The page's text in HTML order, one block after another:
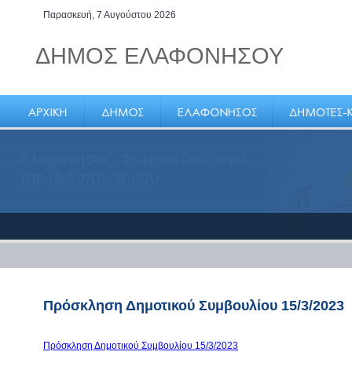
Παρασκευή, 7 Αυγούστου 2026
ΔΗΜΟΣ ΕΛΑΦΟΝΗΣΟΥ
Πρόσκληση Δημοτικού Συμβουλίου 15/3/2023
Πρόσκληση Δημοτικού Συμβουλίου 15/3/2023